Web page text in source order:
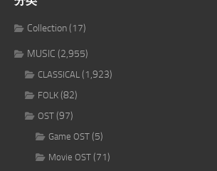
Collection(17)
MUSIC (2,955)
CLASSICAL (1,923)
FOLK (82)
OST (97)
Game OST (5)
Movie OST (71)